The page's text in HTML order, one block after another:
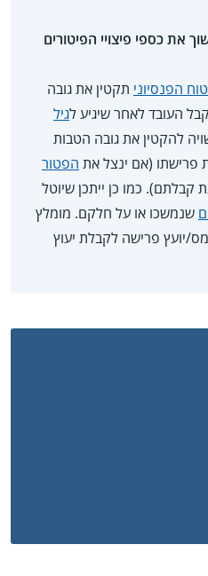
את כספי פיצויי הפיטורים
הפנסיוני תקטין את גובה
העובד לאחר שיגיע לגיל
ואף עשויה להקטין את גובה הטבות
פרישתו (אם ינצל את הפטור
קבלתם). כמו כן ייתכן שיוטל
שנמשכו או על חלקם. מומלץ
יועץ פרישה לקבלת יעוץ